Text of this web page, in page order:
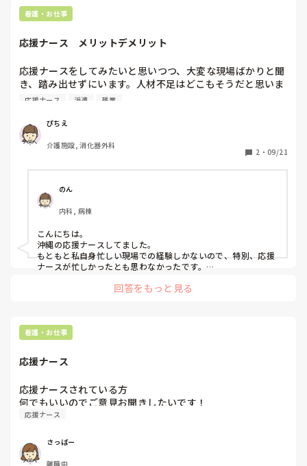
看護・お仕事
応援ナース　メリットデメリット
応援ナースをしてみたいと思いつつ、大変な現場ばかりと聞
き、踏み出せずにいます。人材不足はどこもそうだと思いま
すが。。
て頂きたいです。また、現地の方との温度感などあるのでし
ょうか？？派遣は委員会がなかったり、残業がなかったりす
ると聞くのですが、仕事量も違うのでしょうか？色々お話し
応援ナース 派遣 残業
ぴちえ
介護施設, 消化器外科
2 ・ 09/21
のん
内科, 病棟
こんにちは。
沖縄の応援ナースしてました。
もともと私自身忙しい現場での経験しかないので、特別、応援
ナースが忙しかったとも思わなかったです。
勤務終えて15年。いまだに沖縄に行けば会ってます！
回答をもっと見る
看護・お仕事
応援ナース
応援ナースされている方
何でもいいのでご意見お聞きしたいです！
応援ナース
さっばー
離職中